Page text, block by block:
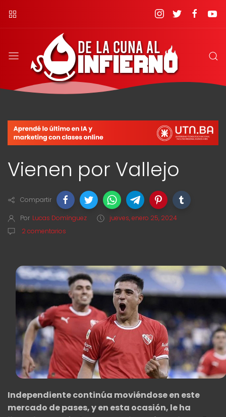
Vienen por Vallejo
Compartir
Por Lucas Domínguez
jueves, enero 25, 2024
2 comentarios
Independiente continúa moviéndose en este
mercado de pases, y en esta ocasión, le ha